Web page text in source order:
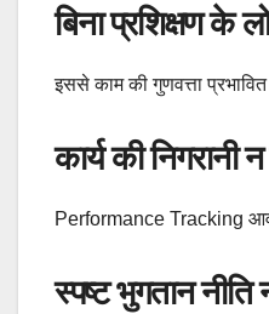
बिना प्रशिक्षण के
इससे काम की गुणवत्ता प्रभावित
कार्य की निगरानी
Performance Tracking
स्पष्ट भुगतान नीति